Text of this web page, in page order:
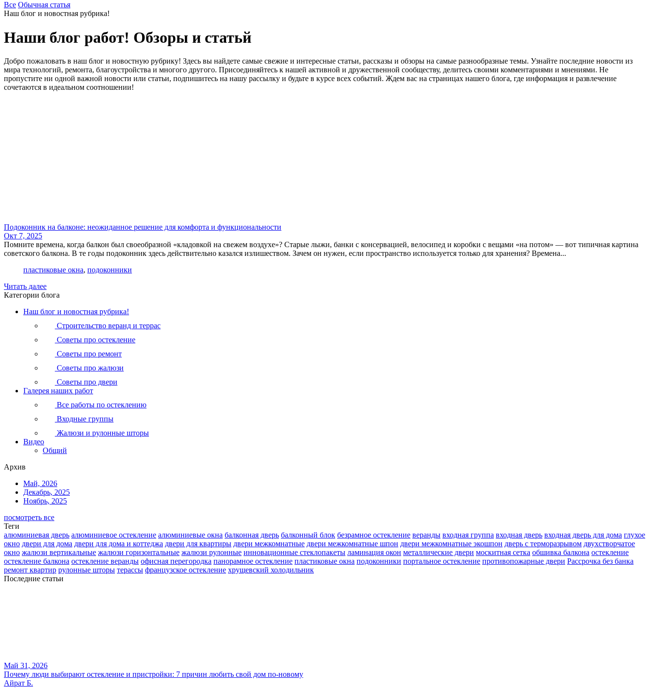
Все Обычная статья
Наш блог и новостная рубрика!
Наши блог работ! Обзоры и статьй
Добро пожаловать в наш блог и новостную рубрику! Здесь вы найдете самые свежие и интересные статьи, рассказы и обзоры на самые разнообразные темы. Узнайте последние новости из
мира технологий, ремонта, благоустройства и многого другого. Присоединяйтесь к нашей активной и дружественной сообществу, делитесь своими комментариями и мнениями. Не
пропустите ни одной важной новости или статьи, подпишитесь на нашу рассылку и будьте в курсе всех событий. Ждем вас на страницах нашего блога, где информация и развлечение
сочетаются в идеальном соотношении!
Подоконник на балконе: неожиданное решение для комфорта и функциональности
Окт 7, 2025
Помните времена, когда балкон был своеобразной «кладовкой на свежем воздухе»? Старые лыжи, банки с консервацией, велосипед и коробки с вещами «на потом» — вот типичная картина
советского балкона. В те годы подоконник здесь действительно казался излишеством. Зачем он нужен, если пространство используется только для хранения? Времена...
пластиковые окна, подоконники
Читать далее
Категории блога
Наш блог и новостная рубрика!
Строительство веранд и террас
Советы про остекление
Советы про ремонт
Советы про жалюзи
Советы про двери
Галерея наших работ
Все работы по остеклению
Входные группы
Жалюзи и рулонные шторы
Видео
Общий
Архив
Май, 2026
Декабрь, 2025
Ноябрь, 2025
посмотреть все
Теги
алюминиевая дверь алюминиевое остекление алюминиевые окна балконная дверь балконный блок безрамное остекление веранды входная группа входная дверь входная дверь для дома глухое
окно двери для дома двери для дома и коттеджа двери для квартиры двери межкомнатные двери межкомнатные шпон двери межкомнатные экошпон дверь с терморазрывом двухстворчатое
окно жалюзи вертикальные жалюзи горизонтальные жалюзи рулонные инновационные стеклопакеты ламинация окон металлические двери москитная сетка обшивка балкона остекление
остекление балкона остекление веранды офисная перегородка панорамное остекление пластиковые окна подоконники портальное остекление противопожарные двери Рассрочка без банка
ремонт квартир рулонные шторы терассы французское остекление хрущевский холодильник
Последние статьи
Май 31, 2026
Почему люди выбирают остекление и пристройки: 7 причин любить свой дом по-новому
Айрат Б.